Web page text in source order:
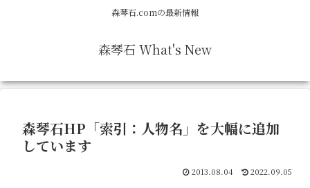
森琴石.comの最新情報
森琴石 What's New
森琴石HP「索引：人物名」を大幅に追加
しています
2013.08.04 2022.09.05